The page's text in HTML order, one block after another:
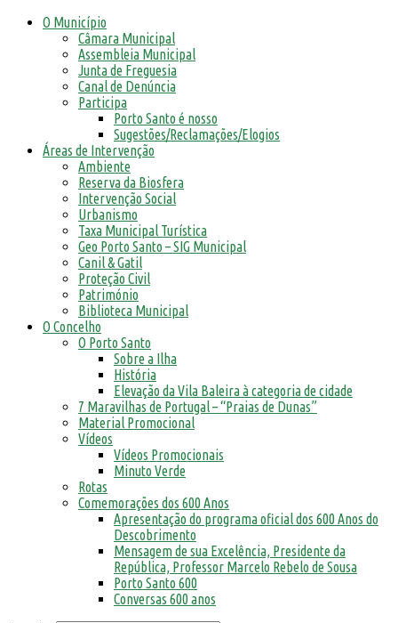
O Município
Câmara Municipal
Assembleia Municipal
Junta de Freguesia
Canal de Denúncia
Participa
Porto Santo é nosso
Sugestões/Reclamações/Elogios
Áreas de Intervenção
Ambiente
Reserva da Biosfera
Intervenção Social
Urbanismo
Taxa Municipal Turística
Geo Porto Santo – SIG Municipal
Canil & Gatil
Proteção Civil
Património
Biblioteca Municipal
O Concelho
O Porto Santo
Sobre a Ilha
História
Elevação da Vila Baleira à categoria de cidade
7 Maravilhas de Portugal – “Praias de Dunas”
Material Promocional
Vídeos
Vídeos Promocionais
Minuto Verde
Rotas
Comemorações dos 600 Anos
Apresentação do programa oficial dos 600 Anos do
Descobrimento
Mensagem de sua Excelência, Presidente da
República, Professor Marcelo Rebelo de Sousa
Porto Santo 600
Conversas 600 anos